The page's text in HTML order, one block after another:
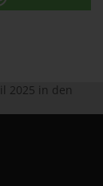
2025 in den